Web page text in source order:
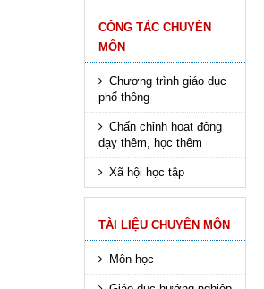
CÔNG TÁC CHUYÊN
MÔN
Chương trình giáo dục
phổ thông
Chấn chỉnh hoạt động
dạy thêm, học thêm
Xã hội học tập
TÀI LIỆU CHUYÊN MÔN
Môn học